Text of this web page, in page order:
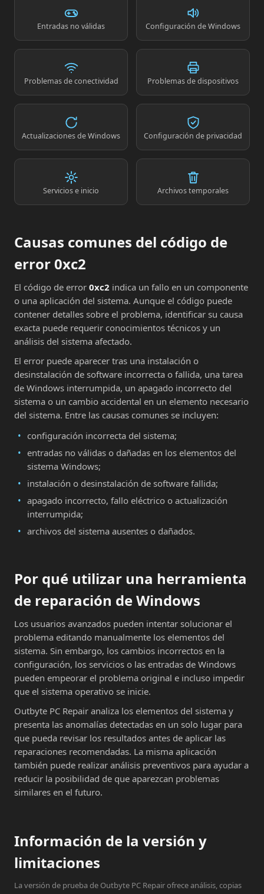
Entradas no válidas Configuración de Windows
Problemas de conectividad Problemas de dispositivos
Actualizaciones de Windows Configuración de privacidad
Servicios e inicio Archivos temporales
Causas comunes del código de
error 0xc2
El código de error 0xc2 indica un fallo en un componente
o una aplicación del sistema. Aunque el código puede
contener detalles sobre el problema, identificar su causa
exacta puede requerir conocimientos técnicos y un
análisis del sistema afectado.
El error puede aparecer tras una instalación o
desinstalación de software incorrecta o fallida, una tarea
de Windows interrumpida, un apagado incorrecto del
sistema o un cambio accidental en un elemento necesario
del sistema. Entre las causas comunes se incluyen:
configuración incorrecta del sistema;
entradas no válidas o dañadas en los elementos del
sistema Windows;
instalación o desinstalación de software fallida;
apagado incorrecto, fallo eléctrico o actualización
interrumpida;
archivos del sistema ausentes o dañados.
Por qué utilizar una herramienta
de reparación de Windows
Los usuarios avanzados pueden intentar solucionar el
problema editando manualmente los elementos del
sistema. Sin embargo, los cambios incorrectos en la
configuración, los servicios o las entradas de Windows
pueden empeorar el problema original e incluso impedir
que el sistema operativo se inicie.
Outbyte PC Repair analiza los elementos del sistema y
presenta las anomalías detectadas en un solo lugar para
que pueda revisar los resultados antes de aplicar las
reparaciones recomendadas. La misma aplicación
también puede realizar análisis preventivos para ayudar a
reducir la posibilidad de que aparezcan problemas
similares en el futuro.
Información de la versión y
limitaciones
La versión de prueba de Outbyte PC Repair ofrece análisis, copias